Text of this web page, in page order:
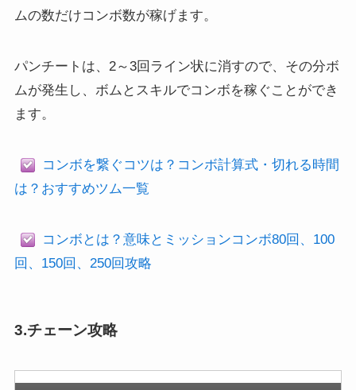
ムの数だけコンボ数が稼げます。
パンチートは、2～3回ライン状に消すので、その分ボ
ムが発生し、ボムとスキルでコンボを稼ぐことができ
ます。
コンボを繋ぐコツは？コンボ計算式・切れる時間
は？おすすめツム一覧
コンボとは？意味とミッションコンボ80回、100
回、150回、250回攻略
3.チェーン攻略